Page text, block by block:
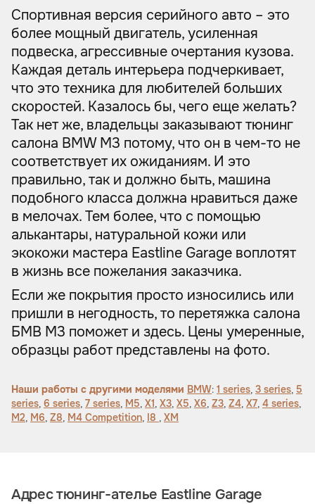
Спортивная версия серийного авто – это
более мощный двигатель, усиленная
подвеска, агрессивные очертания кузова.
Каждая деталь интерьера подчеркивает,
что это техника для любителей больших
скоростей. Казалось бы, чего еще желать?
Так нет же, владельцы заказывают тюнинг
салона BMW М3 потому, что он в чем-то не
соответствует их ожиданиям. И это
правильно, так и должно быть, машина
подобного класса должна нравиться даже
в мелочах. Тем более, что с помощью
алькантары, натуральной кожи или
экокожи мастера Eastline Garage воплотят
в жизнь все пожелания заказчика.
Если же покрытия просто износились или
пришли в негодность, то перетяжка салона
БМВ М3 поможет и здесь. Цены умеренные,
образцы работ представлены на фото.
Наши работы с другими моделями BMW: 1 series, 3 series, 5
series, 6 series, 7 series, M5, X1, X3, X5, X6, Z3, Z4, X7, 4 series,
M2, M6, Z8, M4 Competition, I8 , XM
Адрес тюнинг-ателье Eastline Garage